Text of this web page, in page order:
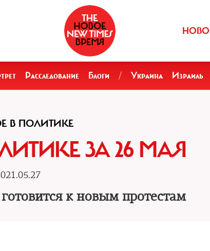
Расследование Блоги / Украина Израиль
В ПОЛИТИКЕ
ЗА 26 МАЯ
к новым протестам